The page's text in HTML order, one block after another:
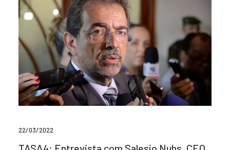
22/03/2022